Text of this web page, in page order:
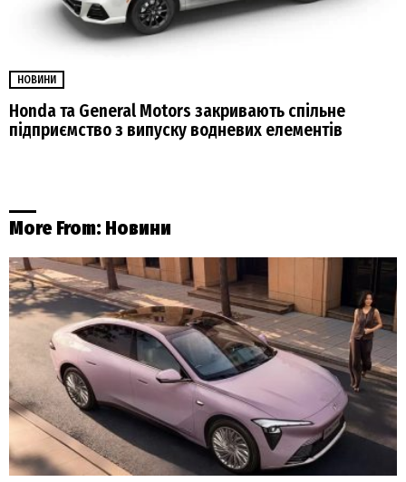
НОВИНИ
Honda та General Motors закривають спільне
підприємство з випуску водневих елементів
More From: Новини